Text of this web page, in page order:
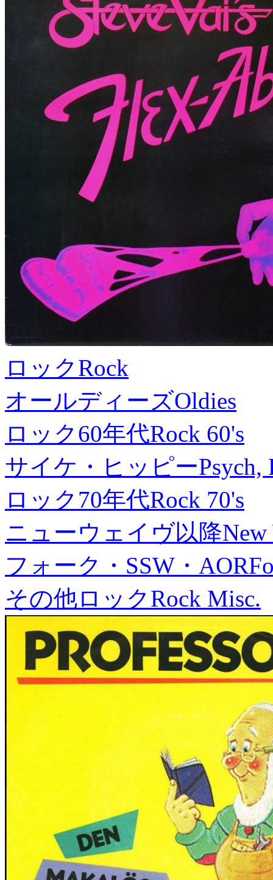
ロックRock
オールディーズOldies
ロック60年代Rock 60's
サイケ・ヒッピーPsych,
ロック70年代Rock 70's
ニューウェイヴ以降New
フォーク・SSW・AOR
その他ロックRock Misc.